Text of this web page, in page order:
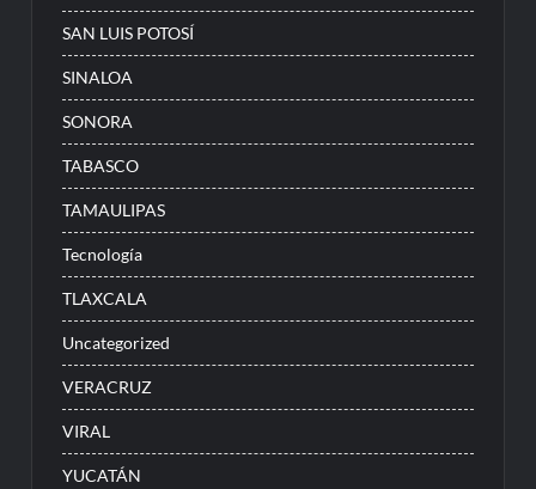
SAN LUIS POTOSÍ
SINALOA
SONORA
TABASCO
TAMAULIPAS
Tecnología
TLAXCALA
Uncategorized
VERACRUZ
VIRAL
YUCATÁN